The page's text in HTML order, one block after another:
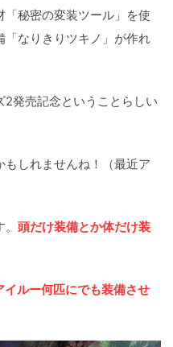
「秘密の変装ツール」を使
「なりきりツキノ」が作れ
発売記念ということらしい
もしれませんね！（最近ア
頭だけ装備とか体だけ装
イルー何匹にでも装備させ